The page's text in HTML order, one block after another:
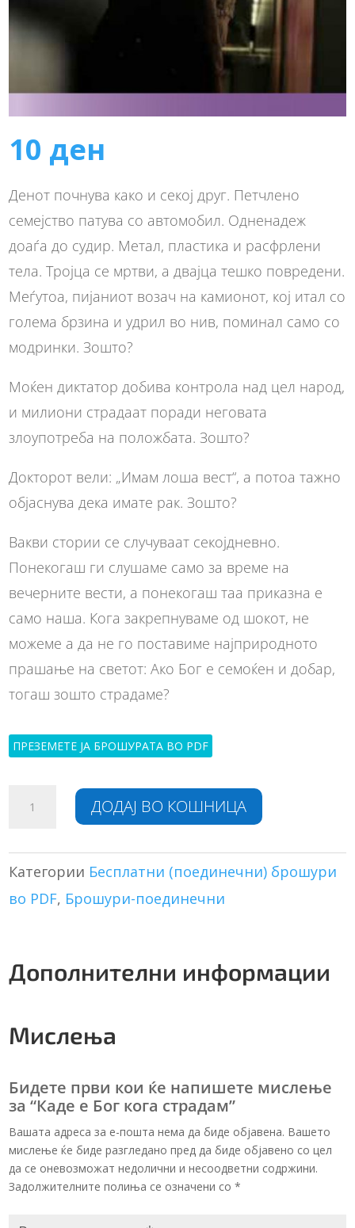
10 ден
Денот почнува како и секој друг. Петчлено
семејство патува со автомобил. Одненадеж
доаѓа до судир. Метал, пластика и расфрлени
тела. Тројца се мртви, а двајца тешко повредени.
Меѓутоа, пијаниот возач на камионот, кој итал со
голема брзина и удрил во нив, поминал само со
модринки. Зошто?
Моќен диктатор добива контрола над цел народ,
и милиони страдаат поради неговата
злоупотреба на положбата. Зошто?
Докторот вели: „Имам лоша вест“, а потоа тажно
објаснува дека имате рак. Зошто?
Вакви стории се случуваат секојдневно.
Понекогаш ги слушаме само за време на
вечерните вести, а понекогаш таа приказна е
само наша. Кога закрепнуваме од шокот, не
можеме а да не го поставиме најприродното
прашање на светот: Ако Бог е семоќен и добар,
тогаш зошто страдаме?
ПРЕЗЕМЕТЕ ЈА БРОШУРАТА ВО PDF
страдам
количина
ДОДАЈ ВО КОШНИЦА
r
e
Категории Бесплатни (поединечни) брошури
во PDF, Брошури-поединечни
Дополнителни информации
Мислења
Бидете први кои ќе напишете мислење
за “Каде е Бог кога страдам”
Вашата адреса за е-пошта нема да биде објавена. Вашето
мислење ќе биде разгледано пред да биде објавено со цел
да се оневозможат недолични и несоодветни содржини.
Задолжителните полиња се означени со*